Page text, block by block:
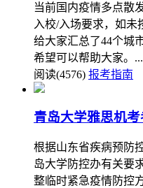
当前国内疫情多点散
入校/入场要求，如
给大家汇总了44个城
希望可以帮助大家。...
阅读(4576) 报考指南
青岛大学雅思机
根据山东省疾病预防
岛大学防控办有关要
整临时紧急疫情防控